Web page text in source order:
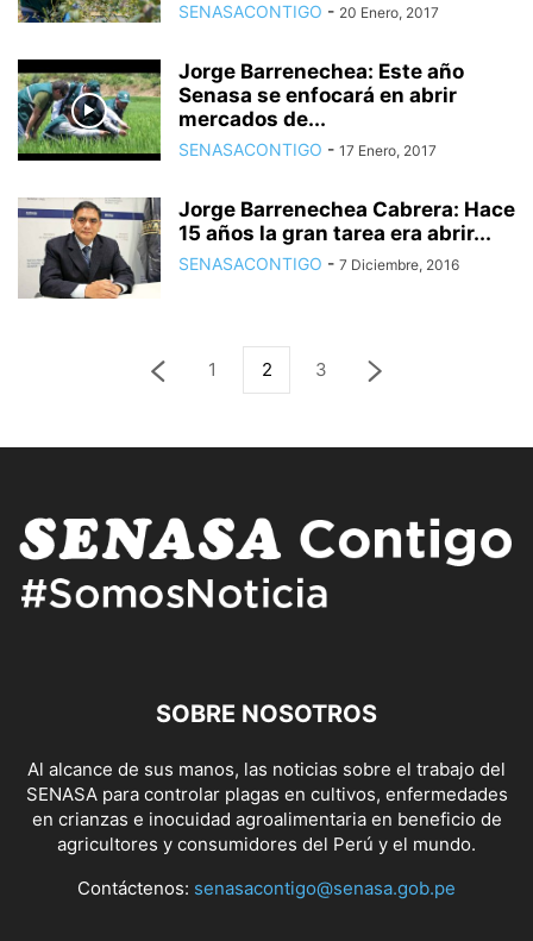
SENASACONTIGO - 20 Enero, 2017
Jorge Barrenechea: Este año
Senasa se enfocará en abrir
mercados de...
SENASACONTIGO - 17 Enero, 2017
Jorge Barrenechea Cabrera: Hace
15 años la gran tarea era abrir...
SENASACONTIGO - 7 Diciembre, 2016
1 2 3
SOBRE NOSOTROS
Al alcance de sus manos, las noticias sobre el trabajo del
SENASA para controlar plagas en cultivos, enfermedades
en crianzas e inocuidad agroalimentaria en beneficio de
agricultores y consumidores del Perú y el mundo.
Contáctenos: senasacontigo@senasa.gob.pe